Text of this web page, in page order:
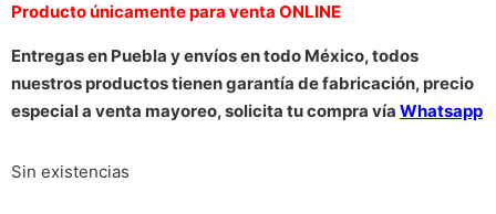
Producto únicamente para venta ONLINE
Entregas en Puebla y envíos en todo México, todos
nuestros productos tienen garantía de fabricación, precio
especial a venta mayoreo, solicita tu compra vía Whatsapp
Sin existencias